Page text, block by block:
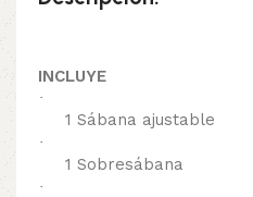
INCLUYE
·
1 Sábana ajustable
·
1 Sobresábana
·